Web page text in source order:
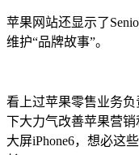
苹果网站还显示了
维护“品牌故事”。
看上过苹果零售业务负
下大力气改善苹果营
大屏iPhone6，想必这